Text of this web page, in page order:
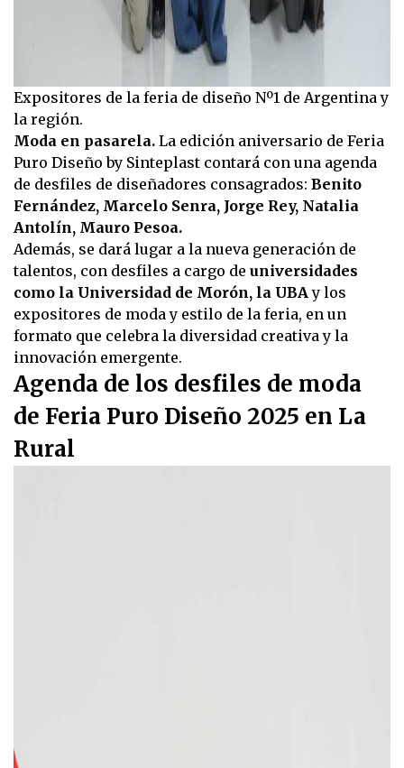
Expositores de la feria de diseño Nº1 de Argentina y
la región.
Moda en pasarela. La edición aniversario de Feria
Puro Diseño by Sinteplast contará con una agenda
de desfiles de diseñadores consagrados: Benito
Fernández, Marcelo Senra, Jorge Rey, Natalia
Antolín, Mauro Pesoa.
Además, se dará lugar a la nueva generación de
talentos, con desfiles a cargo de universidades
como la Universidad de Morón, la UBAy los
expositores de moda y estilo de la feria, en un
formato que celebra la diversidad creativa y la
innovación emergente.
Agenda de los desfiles de moda
de Feria Puro Diseño 2025 en La
Rural